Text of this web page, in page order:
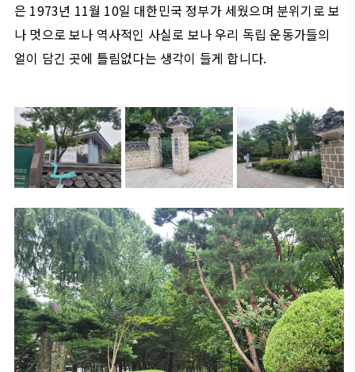
은 1973년 11월 10일 대한민국 정부가 세웠으며 분위기로 보
나 멋으로 보나 역사적인 사실로 보나 우리 독립 운동가들의
얼이 담긴 곳에 틀림없다는 생각이 들게 합니다.